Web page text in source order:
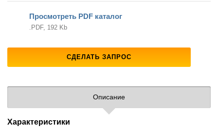
Просмотреть PDF каталог
.PDF, 192 Kb
СДЕЛАТЬ ЗАПРОС
Описание
Характеристики